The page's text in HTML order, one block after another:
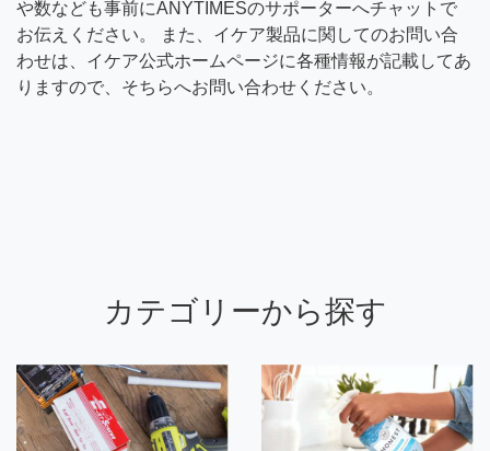
や数なども事前にANYTIMESのサポーターへチャットで
お伝えください。 また、イケア製品に関してのお問い合
わせは、イケア公式ホームページに各種情報が記載してあ
りますので、そちらへお問い合わせください。
カテゴリーから探す